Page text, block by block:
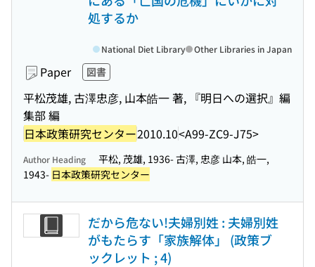
処するか
Paper 図書
平松茂雄, 古澤忠彦, 山本皓一 著, 『明日への選択』編
集部 編
日本政策研究センター2010.10<A99-ZC9-J75>
National Diet Library Other Libraries in Japan
Author Heading
平松, 茂雄, 1936- 古澤, 忠彦 山本, 皓一,
1943- 日本政策研究センター
だから危ない!夫婦別姓 : 夫婦別姓
がもたらす「家族解体」 (政策ブ
ックレット ; 4)